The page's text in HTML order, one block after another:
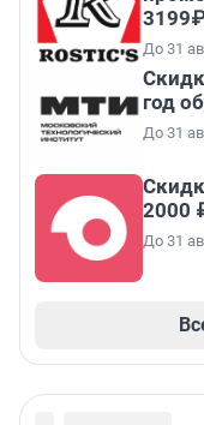
До 31
год
До 31
2000
До 31